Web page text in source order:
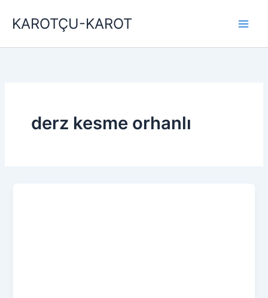
atlaKAROTÇU-KAROT
derz kesme orhanlı